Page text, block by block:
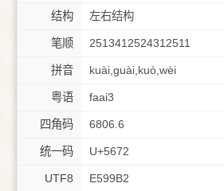
结构 左右结构
笔顺 2513412524312511
拼音 kuài,guài,kuò,wèi
粤语 faai3
四角码 6806.6
统一码 U+5672
UTF8 E599B2